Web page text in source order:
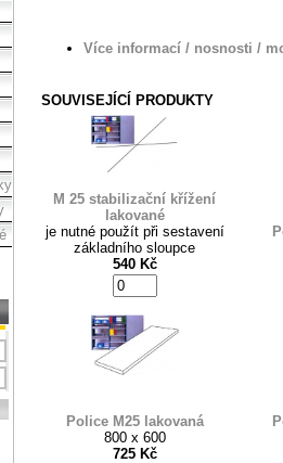
Více informací / nosnosti /
SOUVISEJÍCÍ PRODUKTY
M 25 stabilizační křížení
lakované
je nutné použít při sestavení
základního sloupce
540 Kč
Police M25 lakovaná
800 x 600
725 Kč